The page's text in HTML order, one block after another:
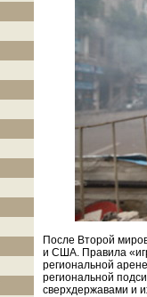
После Второй
и США. Правила
региональной
региональной
сверхдержавами и